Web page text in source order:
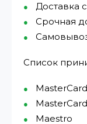
Доставка
Срочная
Список
MasterCard
Maestro